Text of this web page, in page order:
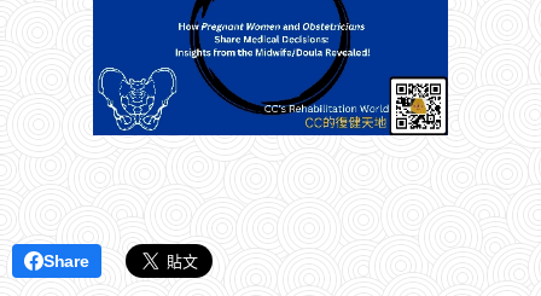
Share